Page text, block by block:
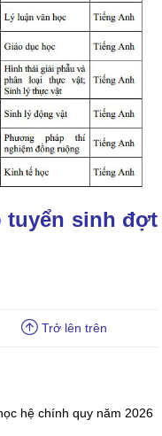
tuyển sinh đợt
Trở lên trên
hệ chính quy năm 2026